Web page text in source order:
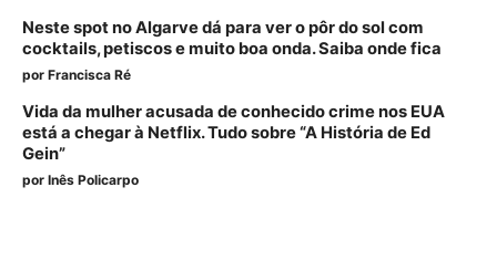
Neste spot no Algarve dá para ver o pôr do sol com
cocktails, petiscos e muito boa onda. Saiba onde fica
por Francisca Ré
Vida da mulher acusada de conhecido crime nos EUA
está a chegar à Netflix. Tudo sobre “A História de Ed
Gein”
por Inês Policarpo